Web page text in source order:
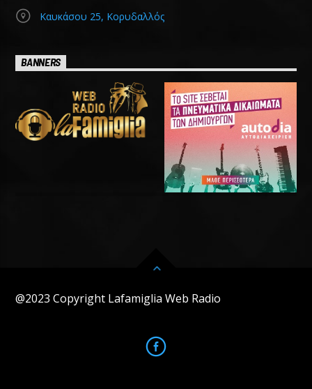
Καυκάσου 25, Κορυδαλλός
BANNERS
@2023 Copyright Lafamiglia Web Radio